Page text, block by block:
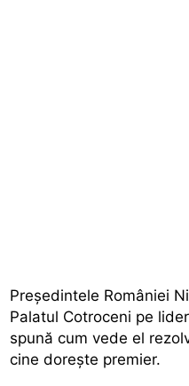
Președintele României
Palatul Cotroceni pe
spună cum vede el
cine dorește premier.